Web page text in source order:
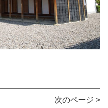
次のページ >